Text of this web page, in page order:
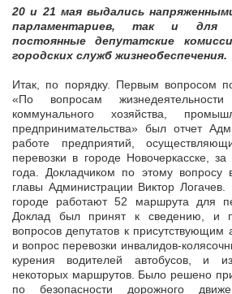
20 и 21 мая выдались
парламентариев, так и для
постоянные депутатские
городских служб жизнеобеспечения.
Итак, по порядку. Первым вопросом
«По вопросам
коммунального хозяйства,
предпринимательства» был отчет
работе предприятий,
перевозки в городе Новочеркасске,
года. Докладчиком по этому вопросу
главы Администрации Виктор
городе работают 52 маршрута для
Доклад был принят к сведению, и
вопросов депутатов к присутствующим
и вопрос перевозки инвалидов-
курения водителей автобусов, и
некоторых маршрутов. Было решено
по безопасности дорожного